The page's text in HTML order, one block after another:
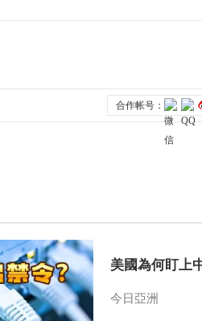
美國為何盯上
今日亞洲